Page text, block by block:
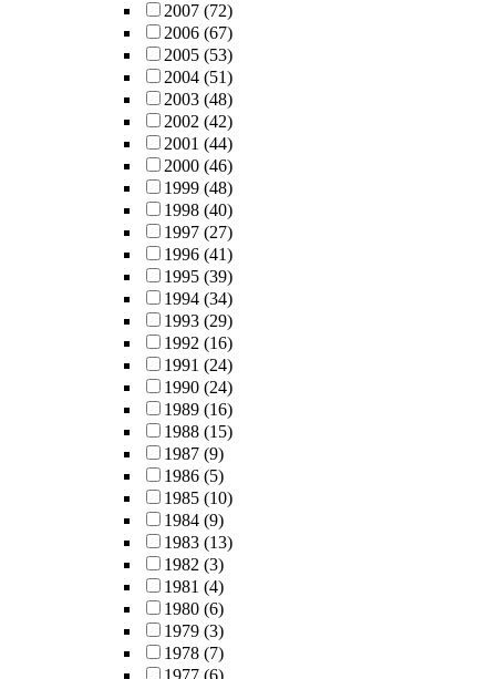
2007 (72)
2006 (67)
2005 (53)
2004 (51)
2003 (48)
2002 (42)
2001 (44)
2000 (46)
1999 (48)
1998 (40)
1997 (27)
1996 (41)
1995 (39)
1994 (34)
1993 (29)
1992 (16)
1991 (24)
1990 (24)
1989 (16)
1988 (15)
1987 (9)
1986 (5)
1985 (10)
1984 (9)
1983 (13)
1982 (3)
1981 (4)
1980 (6)
1979 (3)
1978 (7)
1977 (6)